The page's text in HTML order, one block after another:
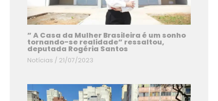
” A Casa da Mulher Brasileira é um sonho
tornando-se realidade” ressaltou,
deputada Rogéria Santos
Notícias / 21/07/2023